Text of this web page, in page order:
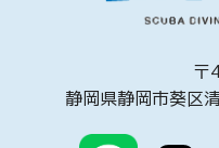
〒
静岡県静岡市葵区